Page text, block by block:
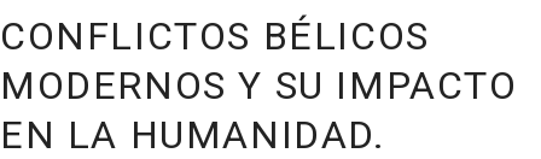
CONFLICTOS BÉLICOS
MODERNOS Y SU IMPACTO
EN LA HUMANIDAD.